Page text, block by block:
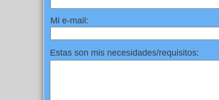
Mi e-mail:
Estas son mis necesidades/requisitos: